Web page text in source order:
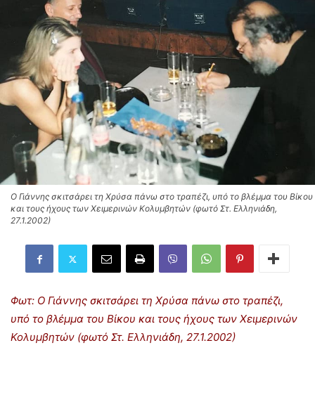
Ο Γιάννης σκιτσάρει τη Χρύσα πάνω στο τραπέζι, υπό το βλέμμα του Βίκου
και τους ήχους των Χειμερινών Κολυμβητών (φωτό Στ. Ελληνιάδη,
27.1.2002)
Φωτ: Ο Γιάννης σκιτσάρει τη Χρύσα πάνω στο τραπέζι,
υπό το βλέμμα του Βίκου και τους ήχους των Χειμερινών
Κολυμβητών (φωτό Στ. Ελληνιάδη, 27.1.2002)